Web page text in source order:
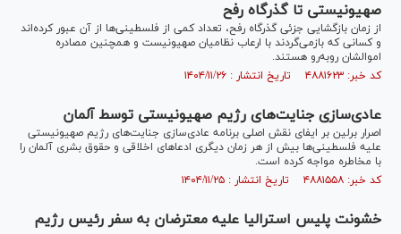
صهیونیستی تا گذرگاه رفح
از زمان بازگشایی جزئی گذرگاه رفح، تعداد کمی از فلسطینی‌ها از آن عبور کرده‌اند
و کسانی که بازمی‌گردند با ارعاب نظامیان صهیونیست و همچنین مصادره
اموالشان رو‌به‌رو هستند.
کد خبر: ۴۸۸۱۶۲۳ تاریخ انتشار : ۱۴۰۴/۱۱/۲۶
عادی‌سازی جنایت‌های رژیم صهیونیستی توسط آلمان
اصرار برلین بر ایفای نقش اصلی برنامه عادی‌سازی جنایت‌های رژیم صهیونیستی
علیه فلسطینی‌ها بیش از هر زمان دیگری ادعا‌های اخلاقی و حقوق بشری آلمان را
با مخاطره مواجه کرده است.
کد خبر: ۴۸۸۱۵۵۸ تاریخ انتشار : ۱۴۰۴/۱۱/۲۵
خشونت پلیس استرالیا علیه معترضان به سفر رئیس رژیم